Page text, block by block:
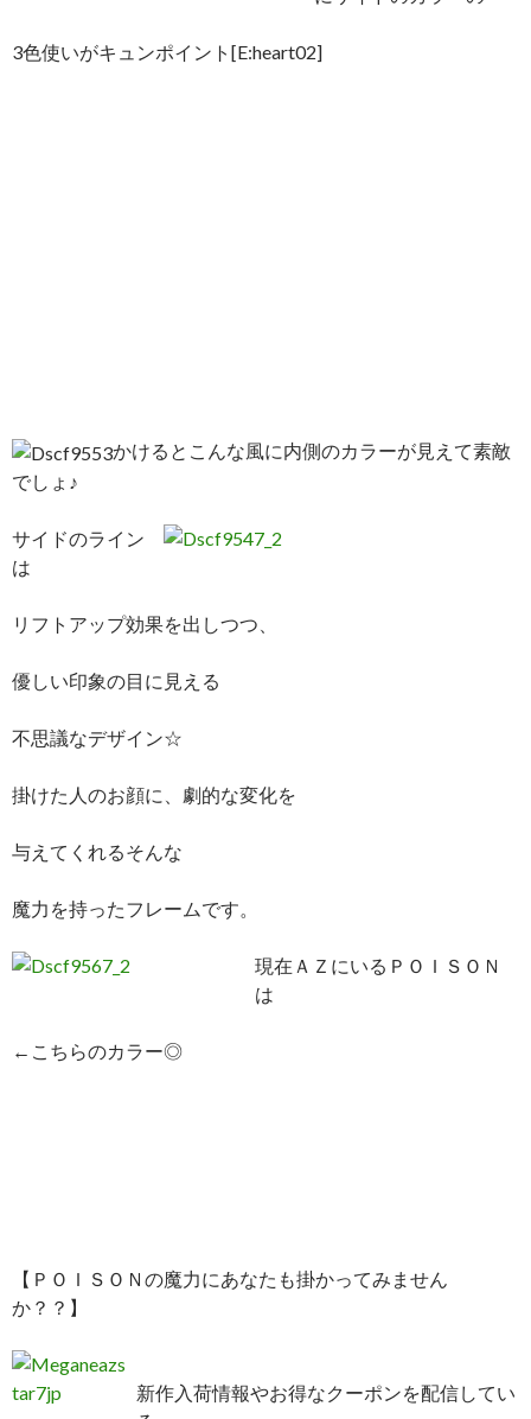
3色使いがキュンポイント[E:heart02]
かけるとこんな風に内側のカラーが見えて素敵
でしょ♪
サイドのライン
は
リフトアップ効果を出しつつ、
優しい印象の目に見える
不思議なデザイン☆
掛けた人のお顔に、劇的な変化を
与えてくれるそんな
魔力を持ったフレームです。
現在ＡＺにいるＰＯＩＳＯＮ
は
←こちらのカラー◎
【ＰＯＩＳＯＮの魔力にあなたも掛かってみません
か？？】
新作入荷情報やお得なクーポンを配信してい